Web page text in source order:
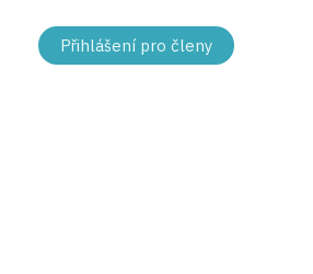
Přihlášení pro členy